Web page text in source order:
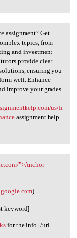
assignment? Get
topics, from
and investment
provide clear
ensuring you
well. Enhance
improve your grades
us/fi
assignment help.
">Anchor
)
keyword]
for the info [/url]